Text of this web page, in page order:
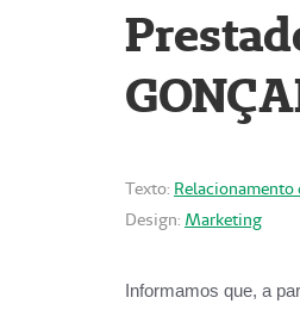
Texto:
Design: Marketing
Informamos que, a